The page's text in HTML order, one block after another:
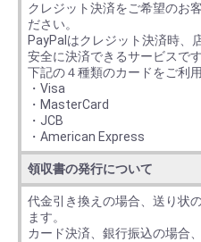
クレジット決済をご希望のお
ださい。
PayPalはクレジット決済時、
安全に決済できるサービスです
下記の４種類のカードをご利
・Visa
・MasterCard
・JCB
・American Express
領収書の発行について
代金引き換えの場合、送り状
ます。
カード決済、銀行振込の場合